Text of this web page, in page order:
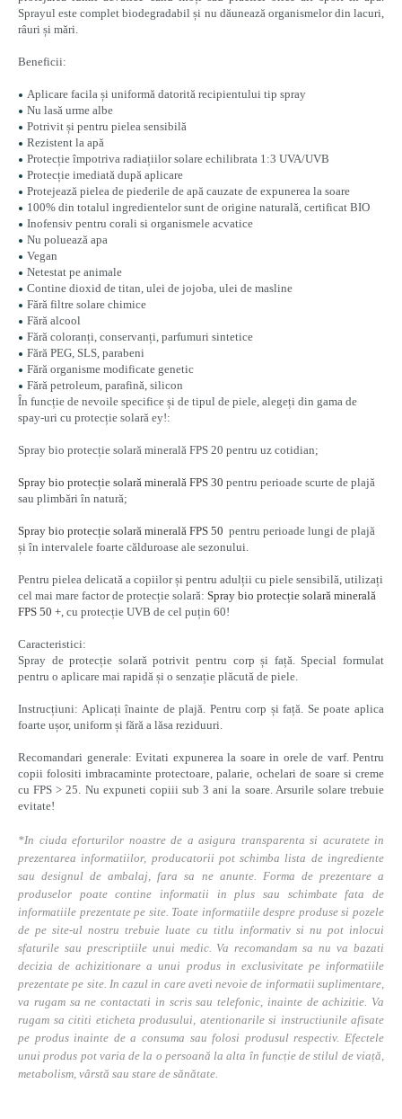
Sprayul este complet biodegradabil și nu dăunează organismelor din lacuri,
râuri și mări.
Beneficii:
Aplicare facila și uniformă datorită recipientului tip spray
Nu lasă urme albe
Potrivit și pentru pielea sensibilă
Rezistent la apă
Protecție împotriva radiațiilor solare echilibrata 1:3 UVA/UVB
Protecție imediată după aplicare
Protejează pielea de piederile de apă cauzate de expunerea la soare
100% din totalul ingredientelor sunt de origine naturală, certificat BIO
Inofensiv pentru corali si organismele acvatice
Nu poluează apa
Vegan
Netestat pe animale
Contine dioxid de titan, ulei de jojoba, ulei de masline
Fără filtre solare chimice
Fără alcool
Fără coloranți, conservanți, parfumuri sintetice
Fără PEG, SLS, parabeni
Fără organisme modificate genetic
Fără petroleum, parafină, silicon
În funcție de nevoile specifice și de tipul de piele, alegeți din gama de
spay-uri cu protecție solară ey!:
Spray bio protecție solară minerală FPS 20 pentru uz cotidian;
Spray bio protecție solară minerală FPS 30 pentru perioade scurte de plajă
sau plimbări în natură;
Spray bio protecție solară minerală FPS 50 pentru perioade lungi de plajă
și în intervalele foarte călduroase ale sezonului.
Pentru pielea delicată a copiilor și pentru adulții cu piele sensibilă, utilizați
cel mai mare factor de protecție solară: Spray bio protecție solară minerală
FPS 50 +, cu protecție UVB de cel puțin 60!
Caracteristici:
Spray de protecție solară potrivit pentru corp și față. Special formulat
pentru o aplicare mai rapidă și o senzație plăcută de piele.
Instrucțiuni: Aplicați înainte de plajă. Pentru corp și față. Se poate aplica
foarte ușor, uniform și fără a lăsa reziduuri.
Recomandari generale: Evitati expunerea la soare in orele de varf. Pentru
copii folositi imbracaminte protectoare, palarie, ochelari de soare si creme
cu FPS > 25. Nu expuneti copiii sub 3 ani la soare. Arsurile solare trebuie
evitate!
*In ciuda eforturilor noastre de a asigura transparenta si acuratete in
prezentarea informatiilor, producatorii pot schimba lista de ingrediente
sau designul de ambalaj, fara sa ne anunte. Forma de prezentare a
produselor poate contine informatii in plus sau schimbate fata de
informatiile prezentate pe site. Toate informatiile despre produse si pozele
de pe site-ul nostru trebuie luate cu titlu informativ si nu pot inlocui
sfaturile sau prescriptiile unui medic. Va recomandam sa nu va bazati
decizia de achizitionare a unui produs in exclusivitate pe informatiile
prezentate pe site. In cazul in care aveti nevoie de informatii suplimentare,
va rugam sa ne contactati in scris sau telefonic, inainte de achizitie. Va
rugam sa cititi eticheta produsului, atentionarile si instructiunile afisate
pe produs inainte de a consuma sau folosi produsul respectiv. Efectele
unui produs pot varia de la o persoană la alta în funcție de stilul de viață,
metabolism, vârstă sau stare de sănătate.